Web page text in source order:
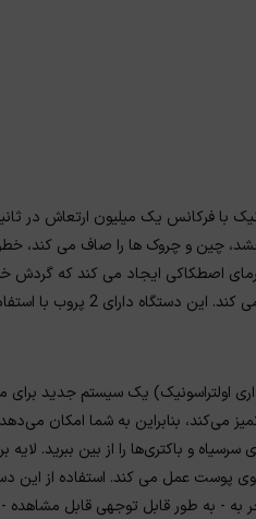
چین و چروک ها را صاف می کند،
اصطکاکی ایجاد می کند که گردش
بین بردن چربی اضافی به
اولتراسونیک) یک سیستم جدید
می‌کند، بنابراین به شما امکان
و باکتری‌ها را از بین ببرید.
پوست عمل می کند. استفاده از این
به - به طور قابل توجهی قابل